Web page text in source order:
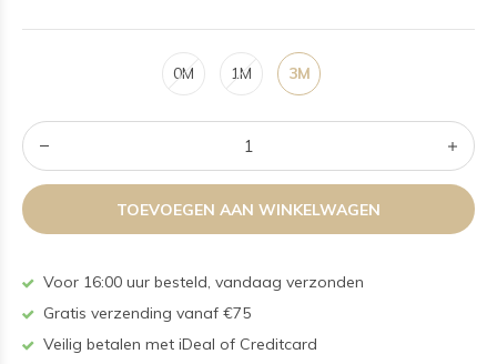
0M 1M 3M
TOEVOEGEN AAN WINKELWAGEN
Voor 16:00 uur besteld, vandaag verzonden
Gratis verzending vanaf €75
Veilig betalen met iDeal of Creditcard